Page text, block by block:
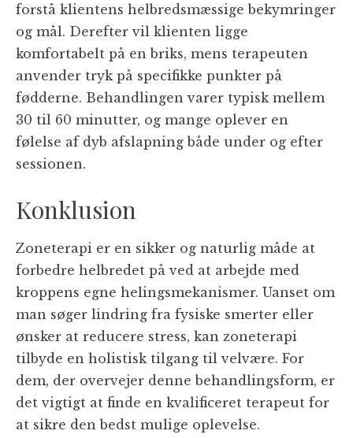
forstå klientens helbredsmæssige bekymringer
og mål. Derefter vil klienten ligge
komfortabelt på en briks, mens terapeuten
anvender tryk på specifikke punkter på
fødderne. Behandlingen varer typisk mellem
30 til 60 minutter, og mange oplever en
følelse af dyb afslapning både under og efter
sessionen.
Konklusion
Zoneterapi er en sikker og naturlig måde at
forbedre helbredet på ved at arbejde med
kroppens egne helingsmekanismer. Uanset om
man søger lindring fra fysiske smerter eller
ønsker at reducere stress, kan zoneterapi
tilbyde en holistisk tilgang til velvære. For
dem, der overvejer denne behandlingsform, er
det vigtigt at finde en kvalificeret terapeut for
at sikre den bedst mulige oplevelse.